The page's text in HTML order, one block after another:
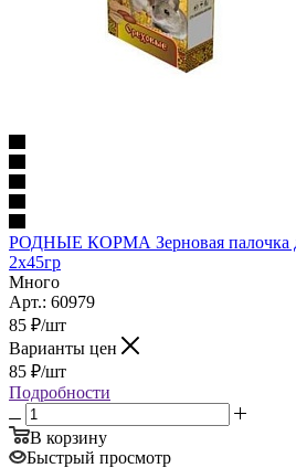
РОДНЫЕ КОРМА Зерновая палочка
2х45гр
Много
Арт.: 60979
85 ₽/шт
Варианты цен
85 ₽/шт
Подробности
В корзину
Быстрый просмотр